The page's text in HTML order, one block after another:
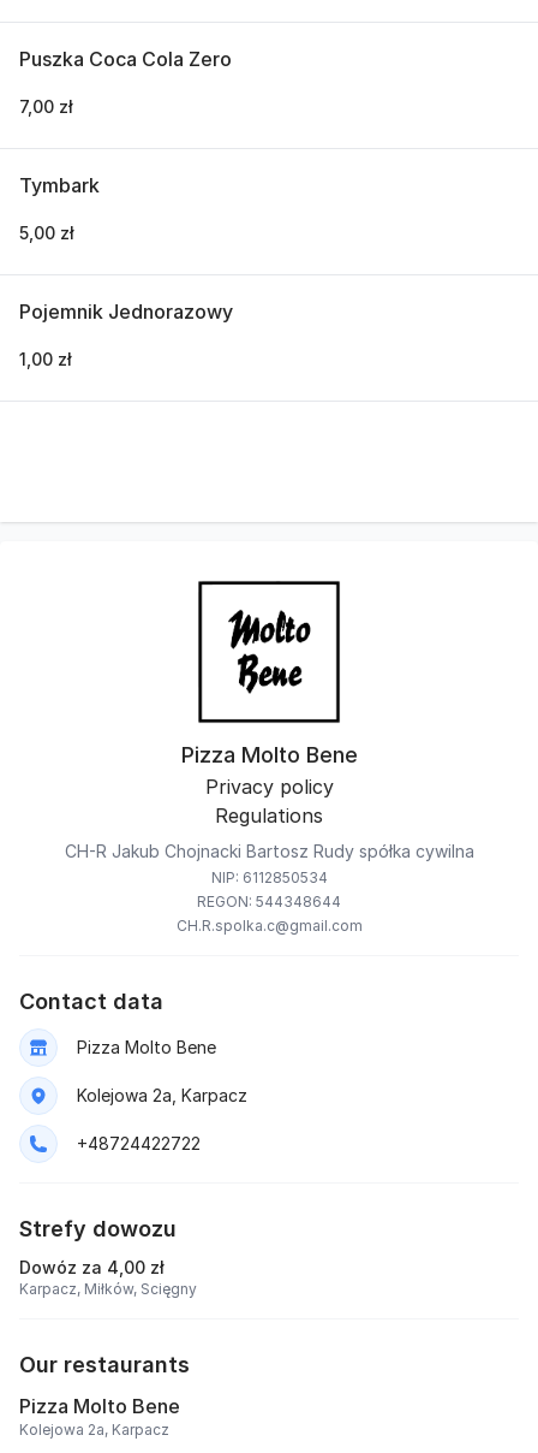
Puszka Coca Cola Zero
7,00 zł
Tymbark
5,00 zł
Pojemnik Jednorazowy
1,00 zł
Pizza Molto Bene
Privacy policy
Regulations
CH-R Jakub Chojnacki Bartosz Rudy spółka cywilna
NIP: 6112850534
REGON: 544348644
CH.R.spolka.c@gmail.com
Contact data
Pizza Molto Bene
Kolejowa 2a, Karpacz
+48724422722
Strefy dowozu
Dowóz za 4,00 zł
Karpacz, Miłków, Scięgny
Our restaurants
Pizza Molto Bene
Kolejowa 2a, Karpacz